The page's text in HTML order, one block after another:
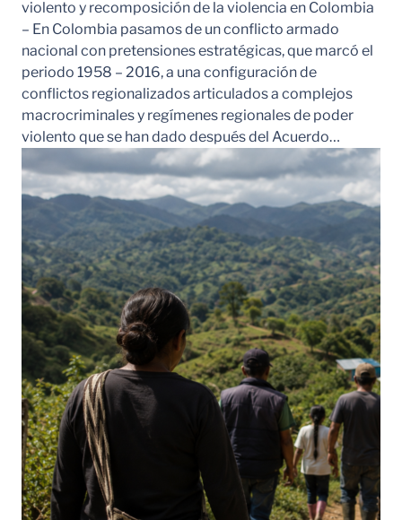
violento y recomposición de la violencia en Colombia
– En Colombia pasamos de un conflicto armado
nacional con pretensiones estratégicas, que marcó el
periodo 1958 – 2016, a una configuración de
conflictos regionalizados articulados a complejos
macrocriminales y regímenes regionales de poder
violento que se han dado después del Acuerdo…